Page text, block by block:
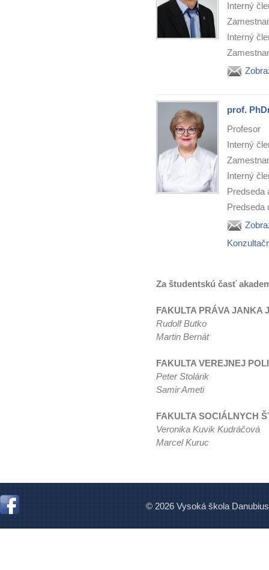
Interný
Interný
prof.
Profesor
Interný
Interný
Predseda
Predseda
Za študentskú časť
FAKULTA PRÁVA JANKA
Rudolf Butko
Martin Bernát
FAKULTA VEREJNEJ
Peter Stolárik
Samir Ameti
FAKULTA SOCIÁLNYCH
Veronika Kuvik Kudráčová
Marcel Kuruc
© 2026 Vysoká škola Danubius